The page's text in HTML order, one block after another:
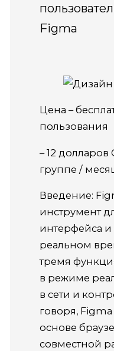
Figma
Цена –
пользования
– 12
группе /
Введение:
инструмент
интерфейса и
реальном
тремя
в режиме
в сети и
говоря,
основе
совместной